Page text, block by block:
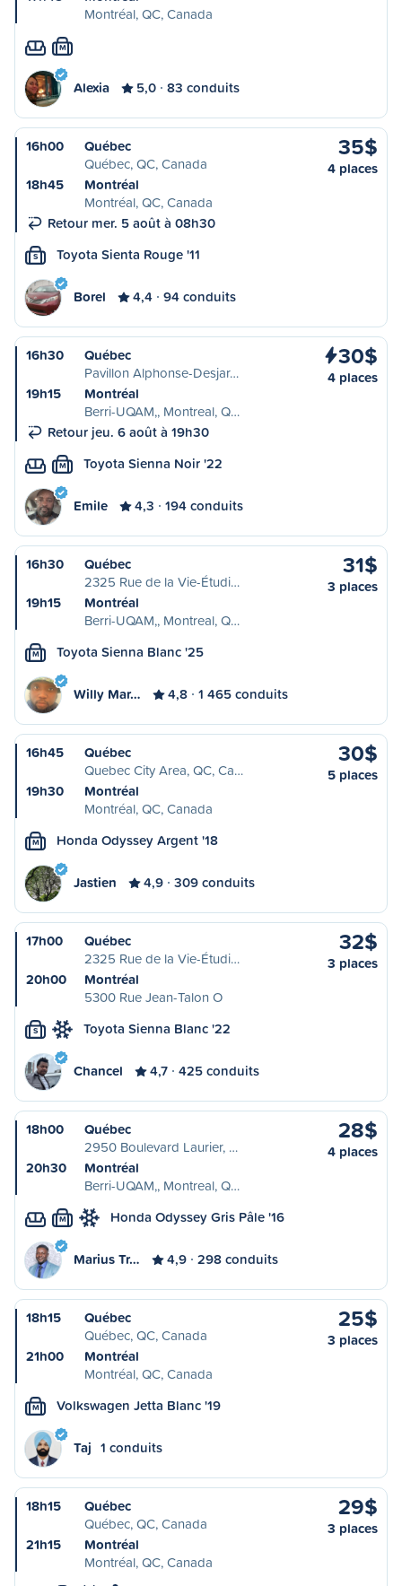
Montréal, QC, Canada
M
Alexia 5,0 83 conduits
16h00
Québec
Québec, QC, Canada
18h45
Montréal
Montréal, QC, Canada
Retour mer. 5 août à 08h30
35$
4 places
S Toyota Sienta Rouge '11
Borel 4,4 94 conduits
16h30
Québec
Pavillon Alphonse-Desjar…
19h15
Montréal
Berri-UQAM,, Montreal, Q…
Retour jeu. 6 août à 19h30
30$
4 places
M Toyota Sienna Noir '22
Emile 4,3 194 conduits
16h30
Québec
2325 Rue de la Vie-Étudi…
19h15
Montréal
Berri-UQAM,, Montreal, Q…
31$
3 places
M Toyota Sienna Blanc '25
Willy Mar… 4,8 1 465 conduits
16h45
Québec
Quebec City Area, QC, Ca…
19h30
Montréal
Montréal, QC, Canada
30$
5 places
M Honda Odyssey Argent '18
Jastien 4,9 309 conduits
17h00
Québec
2325 Rue de la Vie-Étudi…
20h00
Montréal
5300 Rue Jean-Talon O
32$
3 places
S Toyota Sienna Blanc '22
Chancel 4,7 425 conduits
18h00
Québec
2950 Boulevard Laurier, …
20h30
Montréal
Berri-UQAM,, Montreal, Q…
28$
4 places
M Honda Odyssey Gris Pâle '16
Marius Tr… 4,9 298 conduits
18h15
Québec
Québec, QC, Canada
21h00
Montréal
Montréal, QC, Canada
25$
3 places
M Volkswagen Jetta Blanc '19
Taj 1 conduits
18h15
Québec
Québec, QC, Canada
21h15
Montréal
Montréal, QC, Canada
29$
3 places